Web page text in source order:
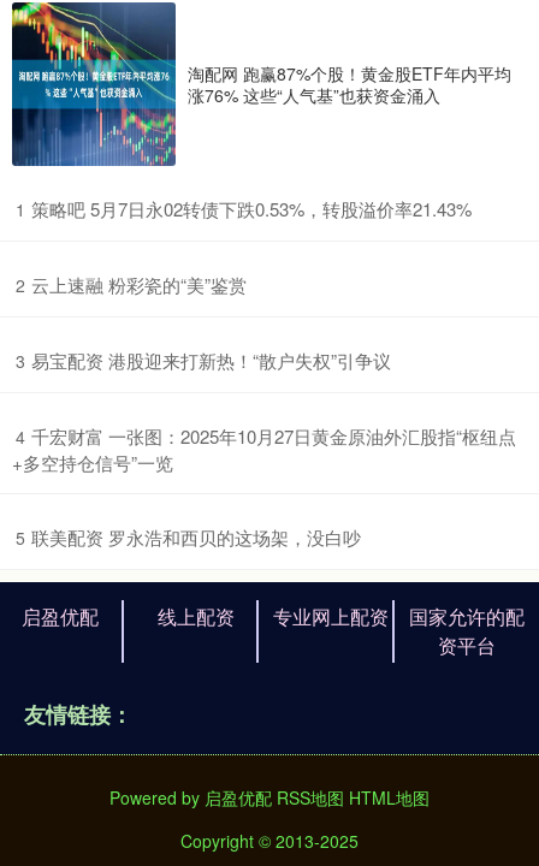
淘配网 跑赢87%个股！黄金股ETF年内平均
涨76% 这些“人气基”也获资金涌入
1 ​策略吧 5月7日永02转债下跌0.53%，转股溢价率21.43%
2 ​云上速融 粉彩瓷的“美”鉴赏
3 ​易宝配资 港股迎来打新热！“散户失权”引争议
4 ​千宏财富 一张图：2025年10月27日黄金原油外汇股指“枢纽点
+多空持仓信号”一览
5 ​联美配资 罗永浩和西贝的这场架，没白吵
启盈优配 线上配资 专业网上配资
国家允许的配
资平台
友情链接：
Powered by 启盈优配 RSS地图 HTML地图
Copyright © 2013-2025